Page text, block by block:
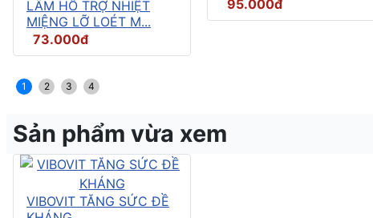
LÂM HỖ TRỢ NHIỆT
MIỆNG LỠ LOÉT M...
73.000đ
95.000đ
1 2 3 4
Sản phẩm vừa xem
VIBOVIT TĂNG SỨC ĐỀ